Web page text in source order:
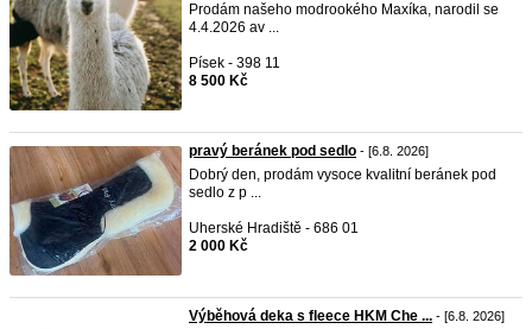
Prodám našeho modrookého Maxíka, narodil se
4.4.2026 av ...
Písek - 398 11
8 500 Kč
pravý beránek pod sedlo - [6.8. 2026]
Dobrý den, prodám vysoce kvalitní beránek pod
sedlo z p ...
Uherské Hradiště - 686 01
2 000 Kč
Výběhová deka s fleece HKM Che ... - [6.8. 2026]